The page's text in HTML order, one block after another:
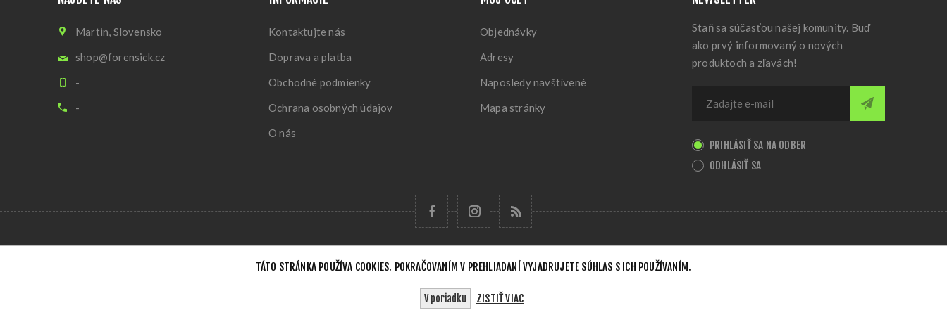
Martin, Slovensko
shop@forensick.cz
-
-
Kontaktujte nás
Doprava a platba
Obchodné podmienky
Ochrana osobných údajov
O nás
Objednávky
Adresy
Naposledy navštívené
Mapa stránky
Staň sa súčasťou našej komunity. Buď
ako prvý informovaný o nových
produktoch a zľavách!
PRIHLÁSIŤ SA NA ODBER
ODHLÁSIŤ SA
Copyright © 2026 Forensick Music. Všetky práva vyhradené.
Powered bynopCommerce
TÁTO STRÁNKA POUŽÍVA COOKIES. POKRAČOVANÍM V PREHLIADANÍ VYJADRUJETE SÚHLAS S ICH POUŽÍVANÍM.
V poriadku ZISTIŤ VIAC